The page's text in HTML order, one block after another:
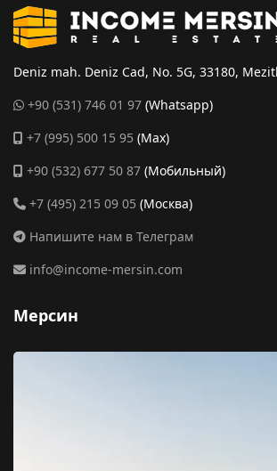
Deniz mah. Deniz Cad, No. 5G, 33180,
+90 (531) 746 01 97 (Whatsapp)
+7 (995) 500 15 95 (Max)
+90 (532) 677 50 87 (Мобильный)
+7 (495) 215 09 05 (Москва)
Напишите нам в Телеграм
info@income-mersin.com
Мерсин